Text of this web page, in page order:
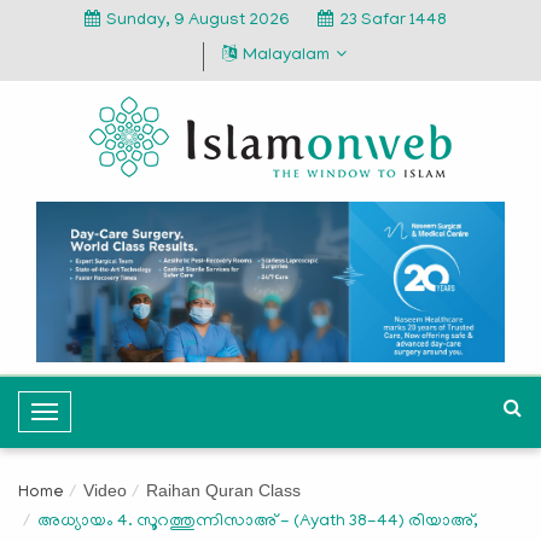
Sunday, 9 August 2026
23 Safar 1448
Malayalam
T
o
g
l
Home Video Raihan Quran Class
അധ്യായം 4. സൂറത്തുന്നിസാഅ് - (Ayath 38-44) രിയാഅ്,